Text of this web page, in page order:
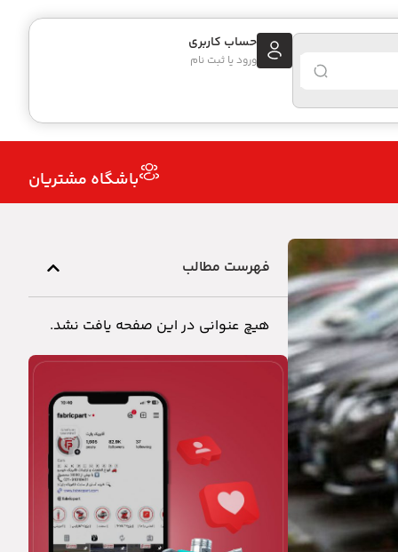
حساب کاربری
ورود یا ثبت نام
باشگاه مشتریان
فهرست مطالب
هیچ عنوانی در این صفحه یافت نشد.